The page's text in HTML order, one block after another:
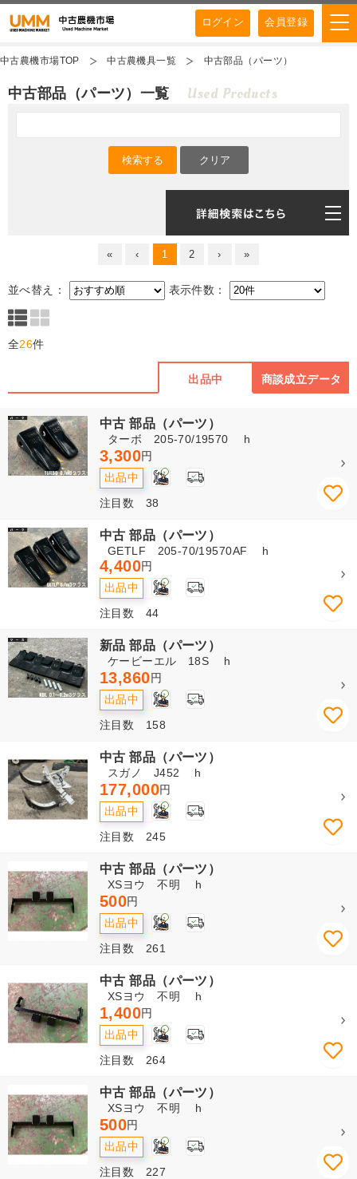
ログイン 会員登録
中古農機市場TOP 中古農機具一覧 中古部品（パーツ）
中古部品（パーツ）一覧 Used Products
« ‹ 1 2 › »
並べ替え： 表示件数：
全26件
出品中 商談成立データ
中古 部品（パーツ）
ターボ 205-70/19570 h
3,300円
出品中 2
注目数 38
中古 部品（パーツ）
GETLF 205-70/19570AF h
4,400円
出品中 2
注目数 44
新品 部品（パーツ）
ケービーエル 18S h
13,860円
出品中 2
注目数 158
中古 部品（パーツ）
スガノ J452 h
177,000円
出品中 2
注目数 245
中古 部品（パーツ）
XSヨウ 不明 h
500円
出品中 2
注目数 261
中古 部品（パーツ）
XSヨウ 不明 h
1,400円
出品中 2
注目数 264
中古 部品（パーツ）
XSヨウ 不明 h
500円
出品中 2
注目数 227